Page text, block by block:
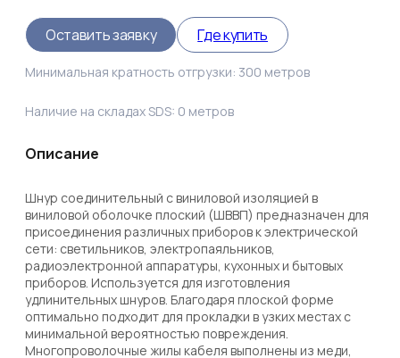
Оставить заявку Где купить
Минимальная кратность отгрузки: 300 метров
Наличие на складах SDS: 0 метров
Описание
Шнур соединительный с виниловой изоляцией в
виниловой оболочке плоский (ШВВП) предназначен для
присоединения различных приборов к электрической
сети: светильников, электропаяльников,
радиоэлектронной аппаратуры, кухонных и бытовых
приборов. Используется для изготовления
удлинительных шнуров. Благодаря плоской форме
оптимально подходит для прокладки в узких местах с
минимальной вероятностью повреждения.
Многопроволочные жилы кабеля выполнены из меди,